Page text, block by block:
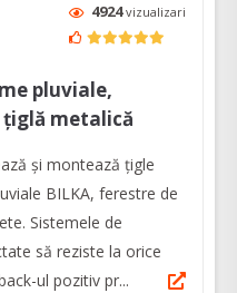
4924vizualizari
pluviale,
metalică
și montează țigle
BILKA, ferestre de
Sistemele de
să reziste la orice
ul pozitiv pr...